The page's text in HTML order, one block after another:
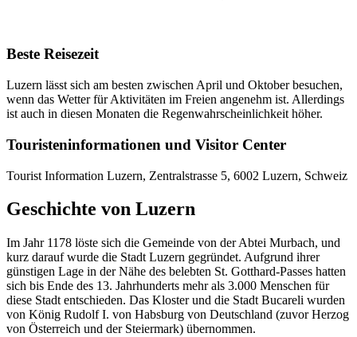
Beste Reisezeit
Luzern lässt sich am besten zwischen April und Oktober besuchen,
wenn das Wetter für Aktivitäten im Freien angenehm ist. Allerdings
ist auch in diesen Monaten die Regenwahrscheinlichkeit höher.
Touristeninformationen und Visitor Center
Tourist Information Luzern, Zentralstrasse 5, 6002 Luzern, Schweiz
Geschichte von Luzern
Im Jahr 1178 löste sich die Gemeinde von der Abtei Murbach, und
kurz darauf wurde die Stadt Luzern gegründet. Aufgrund ihrer
günstigen Lage in der Nähe des belebten St. Gotthard-Passes hatten
sich bis Ende des 13. Jahrhunderts mehr als 3.000 Menschen für
diese Stadt entschieden. Das Kloster und die Stadt Bucareli wurden
von König Rudolf I. von Habsburg von Deutschland (zuvor Herzog
von Österreich und der Steiermark) übernommen.